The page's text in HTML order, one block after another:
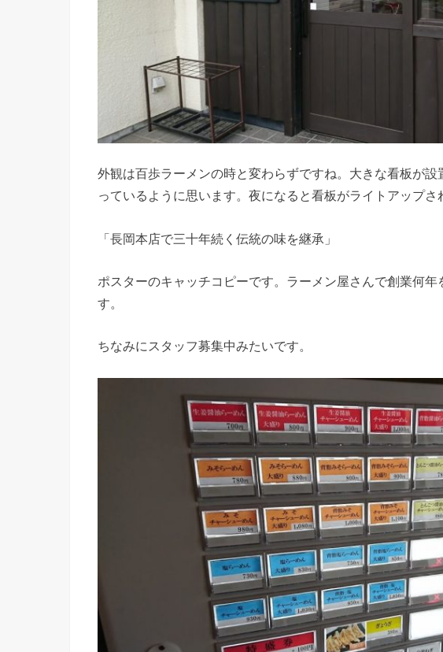
外観は百歩ラーメンの時と変わらずですね。大きな看板が
っているように思います。夜になると看板がライトアップさ
「長岡本店で三十年続く伝統の味を継承」
ポスターのキャッチコピーです。ラーメン屋さんで創業何
す。
ちなみにスタッフ募集中みたいです。